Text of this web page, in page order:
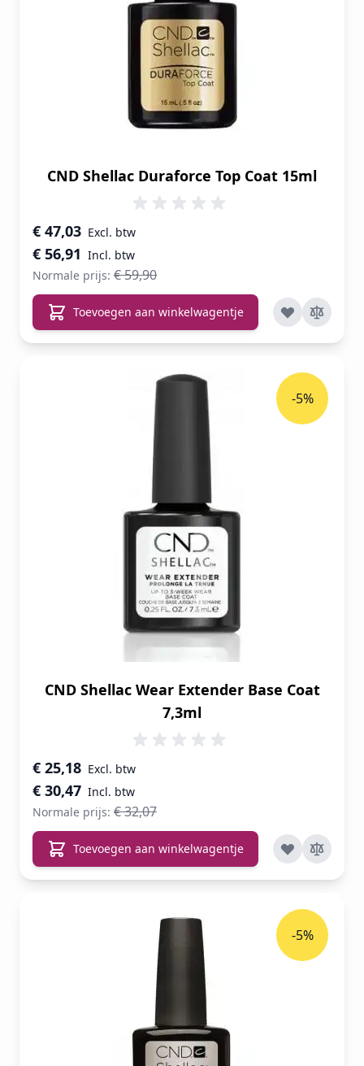
CND Shellac Duraforce Top Coat 15ml
Speciale prijs
€ 56,91
€ 47,03
Normale prijs: € 59,90
Toevoegen aan winkelwagentje
CND Shellac Wear Extender Base Coat
7,3ml
Speciale prijs
€ 30,47
€ 25,18
Normale prijs: € 32,07
-5%
Toevoegen aan winkelwagentje
-5%